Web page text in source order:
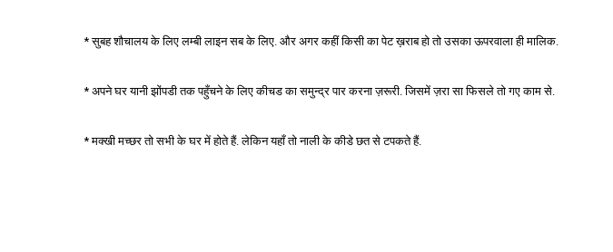
* सुबह शौचालय के लिए लम्बी लाइन सब के लिए. और अगर कहीं किसी का पेट ख़राब हो तो उसका ऊपरवाला ही मालिक.
* अपने घर यानी झोंपडी तक पहुँचने के लिए कीचड का समुन्द्र पार करना ज़रूरी. जिसमें ज़रा सा फिसले तो गए काम से.
* मक्खी मच्छर तो सभी के घर में होते हैं. लेकिन यहाँ तो नाली के कीडे छत से टपकते हैं.